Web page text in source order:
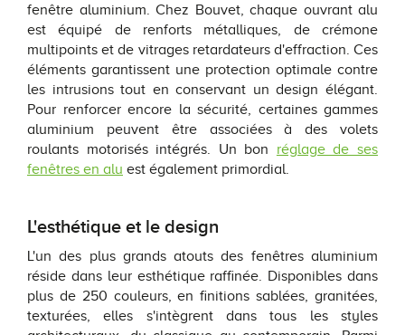
fenêtre aluminium. Chez Bouvet, chaque ouvrant alu
est équipé de renforts métalliques, de crémone
multipoints et de vitrages retardateurs d'effraction. Ces
éléments garantissent une protection optimale contre
les intrusions tout en conservant un design élégant.
Pour renforcer encore la sécurité, certaines gammes
aluminium peuvent être associées à des volets
roulants motorisés intégrés. Un bon réglage de ses
fenêtres en alu est également primordial.
L'esthétique et le design
L'un des plus grands atouts des fenêtres aluminium
réside dans leur esthétique raffinée. Disponibles dans
plus de 250 couleurs, en finitions sablées, granitées,
texturées, elles s'intègrent dans tous les styles